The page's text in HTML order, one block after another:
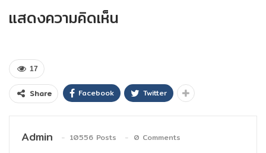
แสดงความคิดเห็น
17
Share Facebook Twitter
Admin 10556 Posts 0 Comments